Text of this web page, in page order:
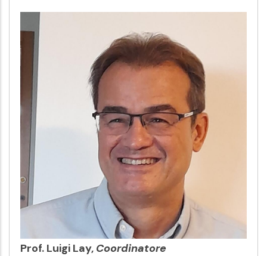
Prof. Luigi Lay, Coordinatore